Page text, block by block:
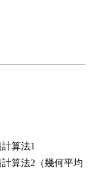
算法1
算法2（幾何平均